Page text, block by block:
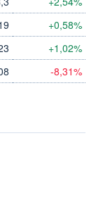
+0,58%
+1,02%
-8,31%